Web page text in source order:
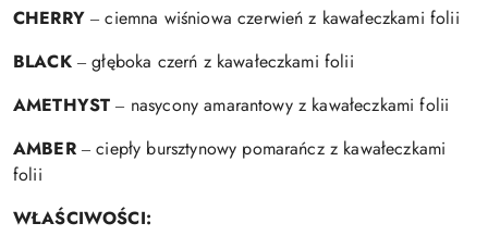
CHERRY ‒ ciemna wiśniowa czerwień z kawałeczkami folii
BLACK ‒ głęboka czerń z kawałeczkami folii
AMETHYST ‒ nasycony amarantowy z kawałeczkami folii
AMBER ‒ ciepły bursztynowy pomarańcz z kawałeczkami
folii
WŁAŚCIWOŚCI: